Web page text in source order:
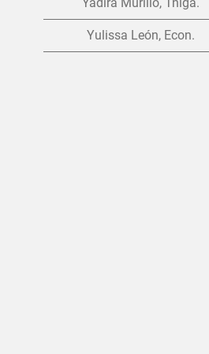
Yulissa León, Econ.